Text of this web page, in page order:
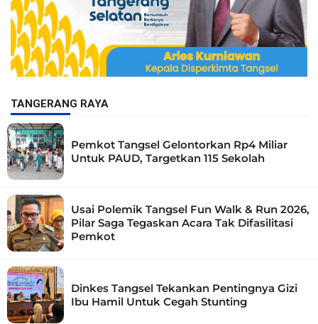
TANGERANG RAYA
Pemkot Tangsel Gelontorkan Rp4 Miliar
Untuk PAUD, Targetkan 115 Sekolah
Usai Polemik Tangsel Fun Walk & Run 2026,
Pilar Saga Tegaskan Acara Tak Difasilitasi
Pemkot
Dinkes Tangsel Tekankan Pentingnya Gizi
Ibu Hamil Untuk Cegah Stunting